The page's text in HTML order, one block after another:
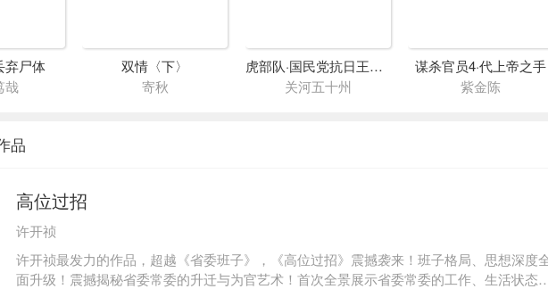
弃尸体
哉
双情〈下〉
寄秋
虎部队·国民党抗日王牌七十四军
关河五十州
谋杀官员4·代上帝之手
紫金陈
品
高位过招
许开祯
许开祯最发力的作品，超越《省委班子》，《高位过招》震撼袭来！班子格局、思想深度
面升级！震撼揭秘省委常委的升迁与为官艺术！首次全景展示省委常委的工作、生活状态